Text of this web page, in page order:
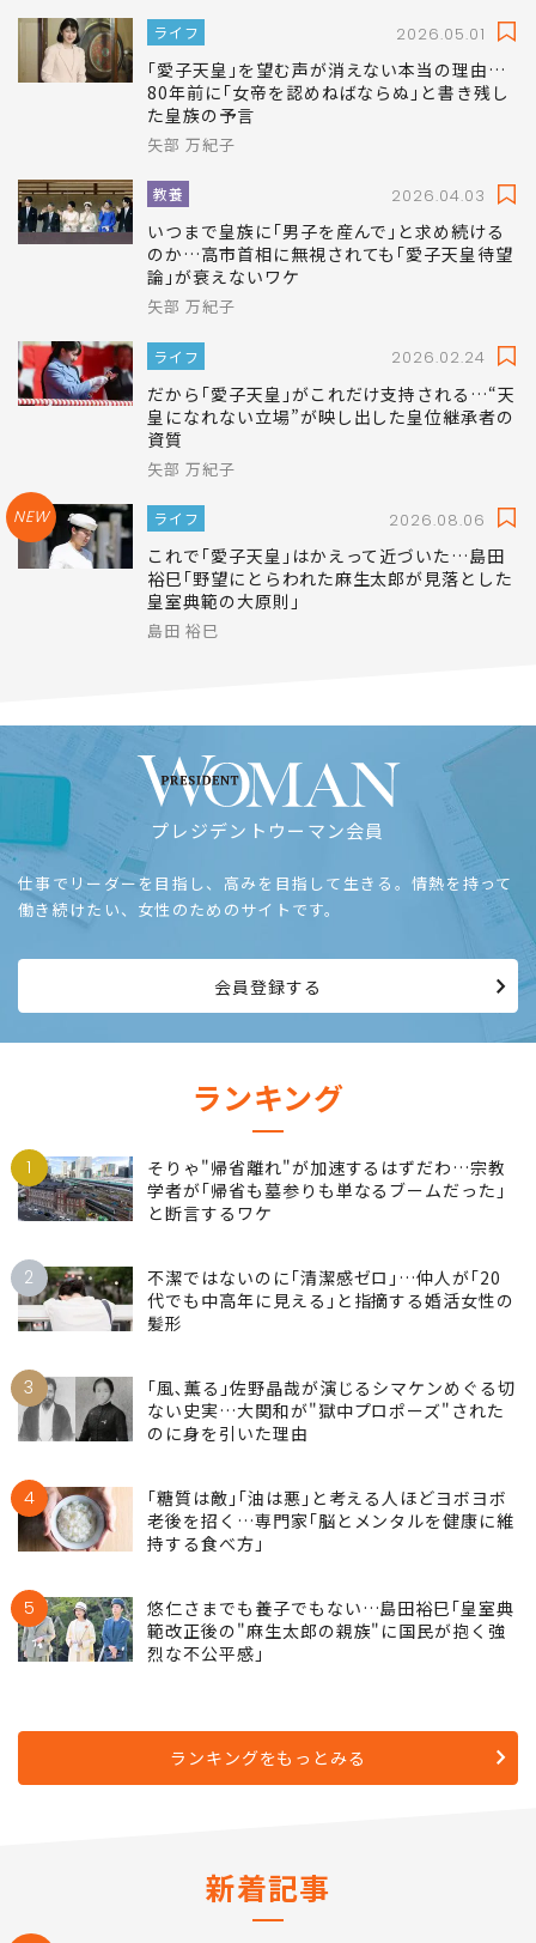
ライフ 2026.05.01
｢愛子天皇｣を望む声が消えない本当の理由…
80年前に｢女帝を認めねばならぬ｣と書き残し
た皇族の予言
矢部 万紀子
教養 2026.04.03
いつまで皇族に｢男子を産んで｣と求め続ける
のか…高市首相に無視されても｢愛子天皇待望
論｣が衰えないワケ
矢部 万紀子
ライフ 2026.02.24
だから｢愛子天皇｣がこれだけ支持される…“天
皇になれない立場”が映し出した皇位継承者の
資質
矢部 万紀子
NEW ライフ 2026.08.06
これで｢愛子天皇｣はかえって近づいた…島田
裕巳｢野望にとらわれた麻生太郎が見落とした
皇室典範の大原則｣
島田 裕巳
プレジデントウーマン会員
仕事でリーダーを目指し、高みを目指して生きる。情熱を持って
働き続けたい、女性のためのサイトです。
会員登録する
ランキング
1
そりゃ"帰省離れ"が加速するはずだわ…宗教
学者が｢帰省も墓参りも単なるブームだった｣
と断言するワケ
2
不潔ではないのに｢清潔感ゼロ｣…仲人が｢20
代でも中高年に見える｣と指摘する婚活女性の
髪形
3
｢風､薫る｣佐野晶哉が演じるシマケンめぐる切
ない史実…大関和が"獄中プロポーズ"された
のに身を引いた理由
4
｢糖質は敵｣｢油は悪｣と考える人ほどヨボヨボ
老後を招く…専門家｢脳とメンタルを健康に維
持する食べ方｣
5
悠仁さまでも養子でもない…島田裕巳｢皇室典
範改正後の"麻生太郎の親族"に国民が抱く強
烈な不公平感｣
ランキングをもっとみる
新着記事